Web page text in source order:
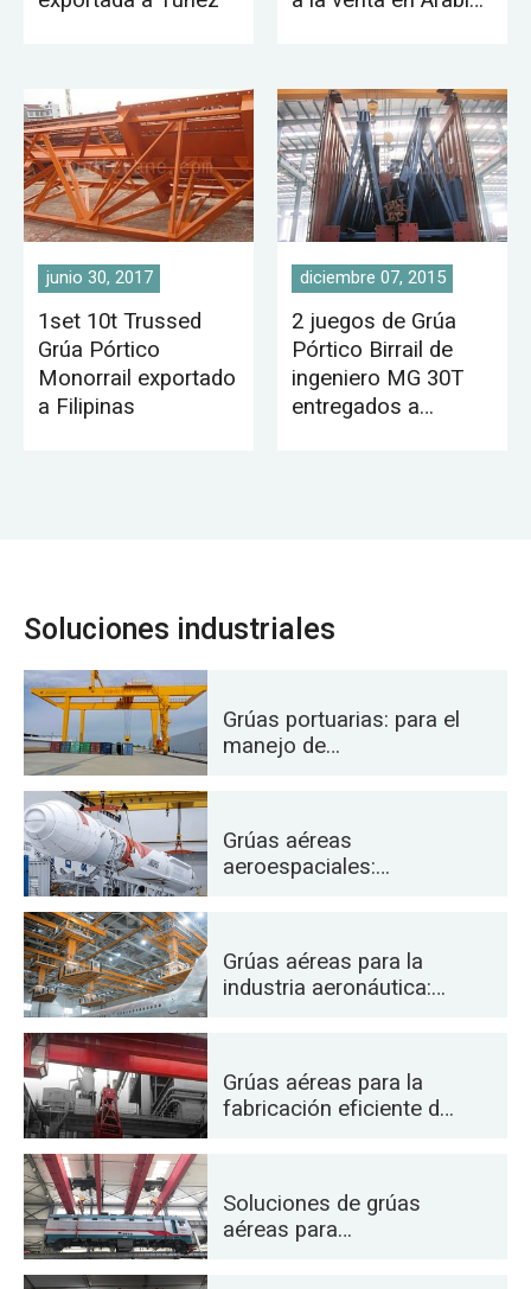
junio 30, 2017
1set 10t Trussed
Grúa Pórtico
Monorrail exportado
a Filipinas
diciembre 07, 2015
2 juegos de Grúa
Pórtico Birrail de
ingeniero MG 30T
entregados a
Soluciones industriales
Grúas portuarias: para el
manejo de
Grúas aéreas
aeroespaciales:
transporte de cohetes
Grúas aéreas para la
industria aeronáutica:
aeronaves
Grúas aéreas para la
fabricación eficiente de
Soluciones de grúas
aéreas para